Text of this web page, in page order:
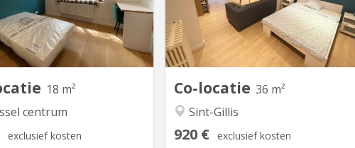
18 m²
centrum
exclusief kosten
Avenue de la Renaissance, 1000
Bruxelles. Elle se compose de 9
d’une cuisine commune,
salon, d’un living et d’une cour
aménagée avec barbecue. 🍽️
Co-locatie 36 m²
Sint-Gillis
920 € exclusief kosten
vivre (16m²) et petite cour privative et
accès direct au jardin dans une maison
de maître entièrement rénovée à St-
Gilles. Proche de toutes commodités.
Beau jardin🌴Salle de sport🏋️...